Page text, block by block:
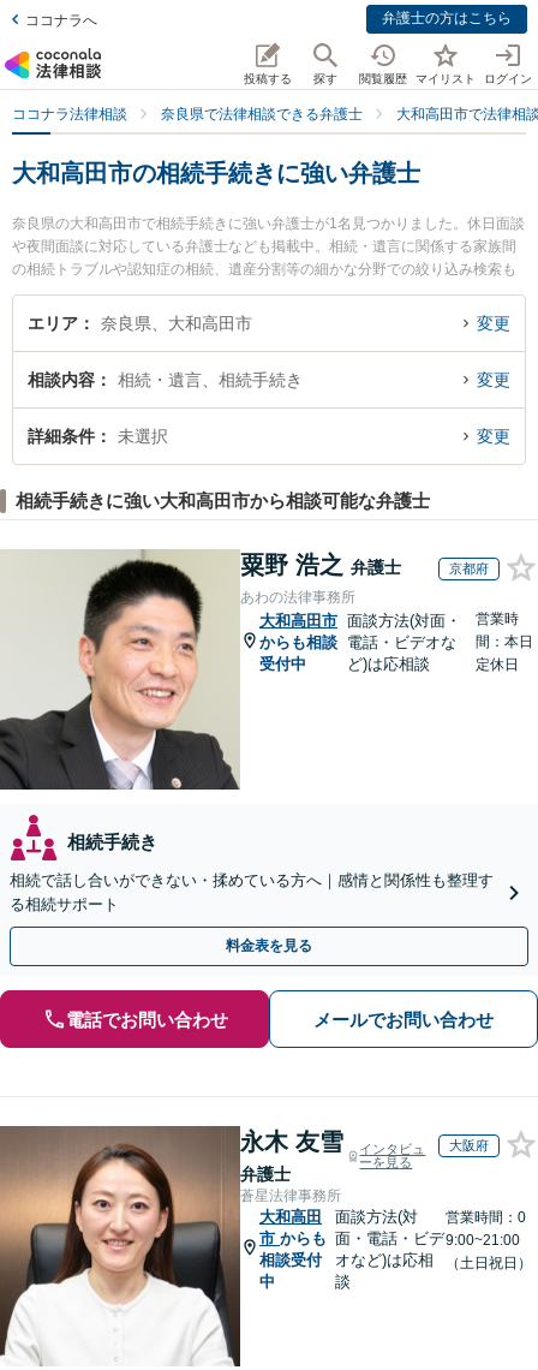
ココナラへ 弁護士の方はこちら
投稿する 探す 閲覧履歴 マイリスト ログイン
ココナラ法律相談 奈良県で法律相談できる弁護士 大和高田市で法律相
大和高田市の相続手続きに強い弁護士
奈良県の大和高田市で相続手続きに強い弁護士が1名見つかりました。休日面談
や夜間面談に対応している弁護士なども掲載中。相続・遺言に関係する家族間
の相続トラブルや認知症の相続、遺産分割等の細かな分野での絞り込み検索も
でき便利です。特に一法律事務所の射場 守夫弁護士のプロフィール情報や弁護
士費用、強みなどが注目されています。『大和高田市で土日や夜間に発生した
を法律相談できる大和高田市内の弁護士に相談予約したい』などでお困りの相
談者さんにおすすめです。
エリア 奈良県、大和高田市 変更
相談内容 相続・遺言、相続手続き 変更
詳細条件 未選択 変更
相続手続きに強い大和高田市から相談可能な弁護士
粟野 浩之 弁護士 京都府
あわの法律事務所
大和高田市
からも相談
受付中
面談方法(対面・
電話・ビデオな
ど)は応相談
営業時
間：本日
定休日
相続手続き
相続で話し合いができない・揉めている方へ｜感情と関係性も整理す
る相続サポート
料金表を見る
電話でお問い合わせ メールでお問い合わせ
永木 友雪
弁護士
インタビュ
ーを見る
大阪府
蒼星法律事務所
大和高田
市 からも
相談受付
中
面談方法(対
面・電話・ビデ
オなど)は応相
談
営業時間：0
9:00~21:00
（土日祝日）